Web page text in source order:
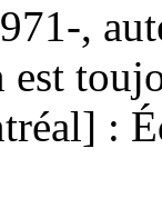
,
est
: